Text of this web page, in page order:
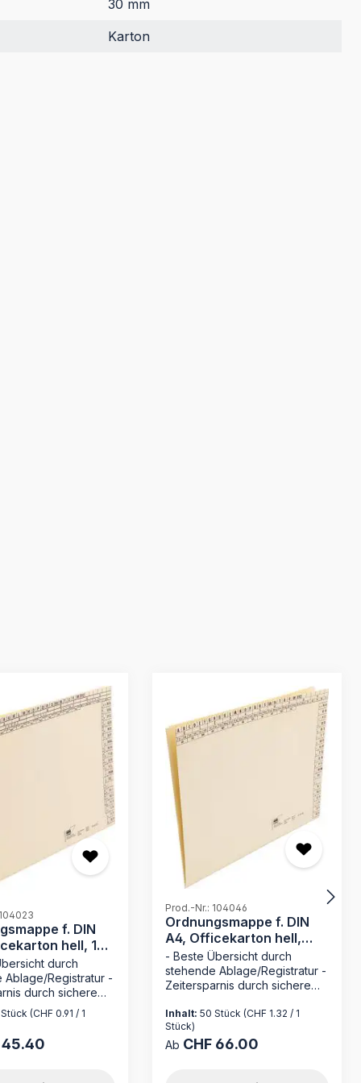
30 mm
Karton
f. DIN
hell, 170
durch
Ablage/Registratur -
durch sichere
- ohne
wie bei hängender
- Made in Germany
Sie die
Ihr zuverlässiger
(CHF 0.91 / 1
Preis:
45.40
Prod.-Nr.: 104046
Ordnungsmappe f. DIN
A4, Officekarton hell,
230 g/qm
- Beste Übersicht durch
stehende Ablage/Registratur -
Zeitersparnis durch sichere
Mechanik wie bei hängender
Registratur - Made in Germany
Die Ordnungsmappe 104046
Inhalt: 50 Stück (CHF 1.32 / 1
Stück)
Regulärer Preis:
Ab CHF 66.00